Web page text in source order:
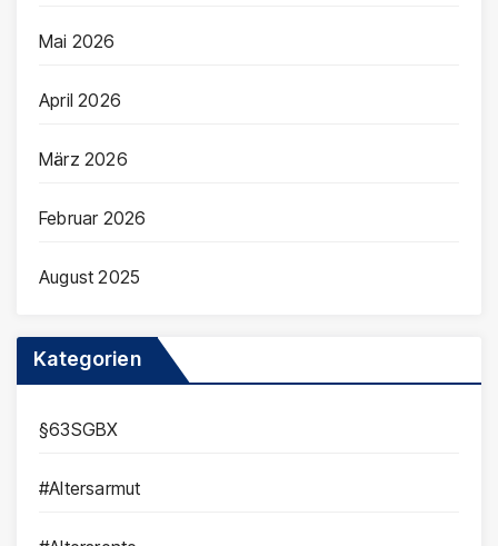
Mai 2026
April 2026
März 2026
Februar 2026
August 2025
Kategorien
§63SGBX
#Altersarmut